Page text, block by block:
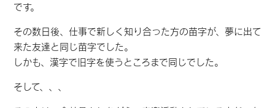
です。
その数日後、仕事で新しく知り合った方の苗字が、夢に出て
来た友達と同じ苗字でした。
しかも、漢字で旧字を使うところまで同じでした。
そして、、、